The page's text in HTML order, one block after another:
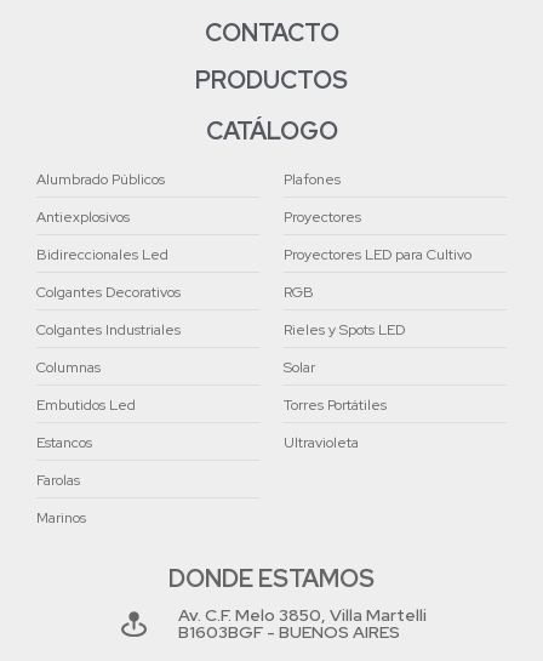
CONTACTO
PRODUCTOS
CATÁLOGO
Alumbrado Públicos
Antiexplosivos
Bidireccionales Led
Colgantes Decorativos
Colgantes Industriales
Columnas
Embutidos Led
Estancos
Farolas
Marinos
Plafones
Proyectores
Proyectores LED para Cultivo
RGB
Rieles y Spots LED
Solar
Torres Portátiles
Ultravioleta
DONDE ESTAMOS
Av. C.F. Melo 3850, Villa Martelli
B1603BGF - BUENOS AIRES